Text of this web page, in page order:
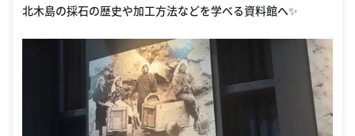
北木島の採石の歴史や加工方法などを学べる資料館へ✨